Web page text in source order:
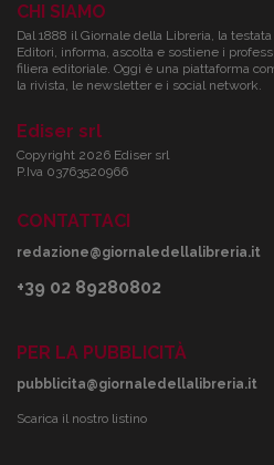
CHI SIAMO
Dal 1888 il Giornale della Libreria, la
Editori, informa, ascolta e sostiene i
filiera editoriale. Oggi è una piattaforma
la rivista, le newsletter e i social network.
Ediser srl
Copyright 2026 Ediser srl
P.Iva 03763520966
CONTATTACI
redazione@giornaledellalibreria.it
+39 02 89280802
PER LA PUBBLICITÀ
pubblicita@giornaledellalibreria.it
Scarica il nostro listino